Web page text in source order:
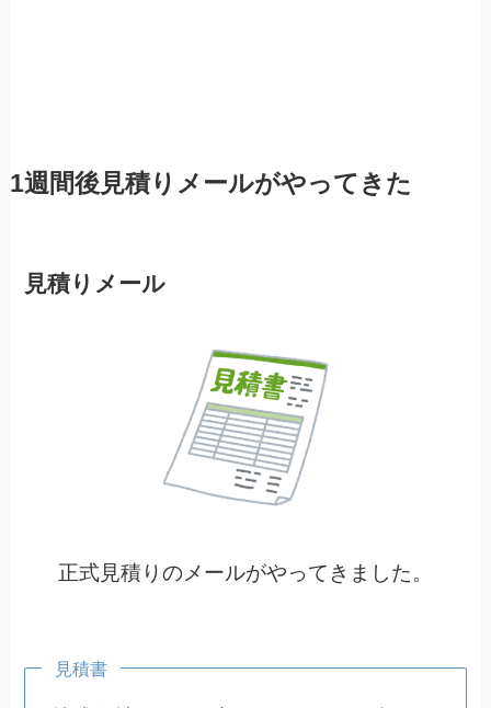
1週間後見積りメールがやってきた
見積りメール
正式見積りのメールがやってきました。
見積書